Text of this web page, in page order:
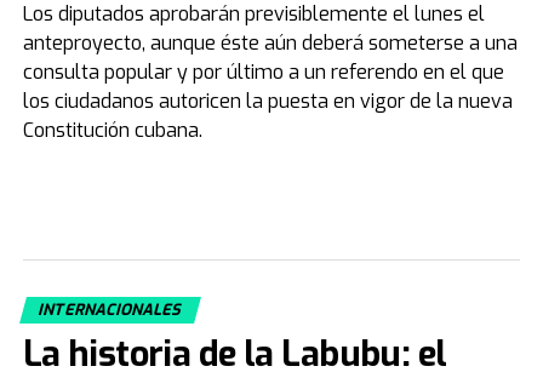
Los diputados aprobarán previsiblemente el lunes el
anteproyecto, aunque éste aún deberá someterse a una
consulta popular y por último a un referendo en el que
los ciudadanos autoricen la puesta en vigor de la nueva
Constitución cubana.
INTERNACIONALES
La historia de la Labubu: el